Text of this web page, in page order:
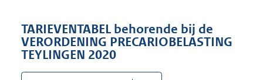
TARIEVENTABEL behorende bij de
VERORDENING PRECARIOBELASTING
TEYLINGEN 2020